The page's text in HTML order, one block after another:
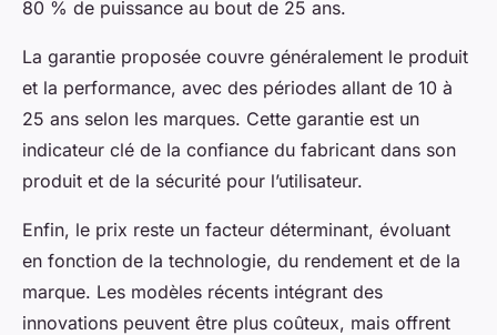
80 % de puissance au bout de 25 ans.
La garantie proposée couvre généralement le produit
et la performance, avec des périodes allant de 10 à
25 ans selon les marques. Cette garantie est un
indicateur clé de la confiance du fabricant dans son
produit et de la sécurité pour l’utilisateur.
Enfin, le prix reste un facteur déterminant, évoluant
en fonction de la technologie, du rendement et de la
marque. Les modèles récents intégrant des
innovations peuvent être plus coûteux, mais offrent